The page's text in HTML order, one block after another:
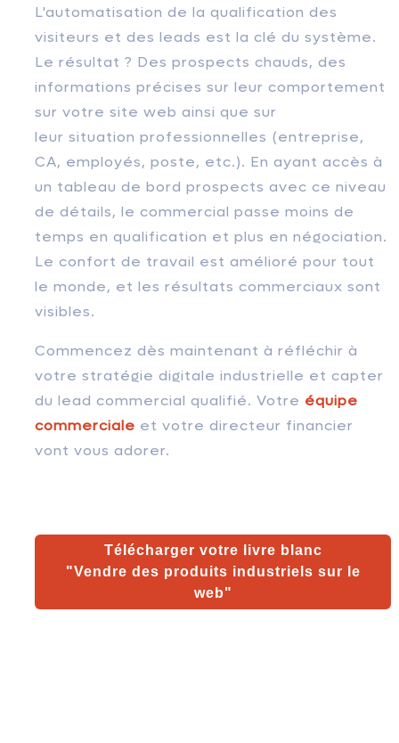
L'automatisation de la qualification des
visiteurs et des leads est la clé du système.
Le résultat ? Des prospects chauds, des
informations précises sur leur comportement
sur votre site web ainsi que sur
leur situation professionnelles (entreprise,
CA, employés, poste, etc.). En ayant accès à
un tableau de bord prospects avec ce niveau
de détails, le commercial passe moins de
temps en qualification et plus en négociation.
Le confort de travail est amélioré pour tout
le monde, et les résultats commerciaux sont
visibles.
Commencez dès maintenant à réfléchir à
votre stratégie digitale industrielle et capter
du lead commercial qualifié. Votre équipe
commerciale et votre directeur financier
vont vous adorer.
Télécharger votre livre blanc
"Vendre des produits industriels sur le
web"